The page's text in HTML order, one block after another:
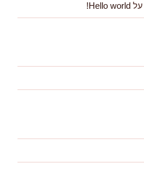
על Hello world!